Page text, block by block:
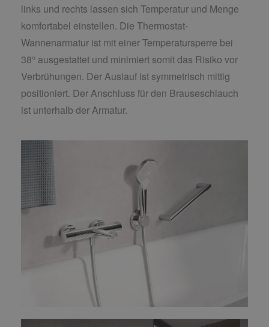
links und rechts lassen sich Temperatur und Menge
komfortabel einstellen. Die Thermostat-
Wannenarmatur ist mit einer Temperatursperre bei
38° ausgestattet und minimiert somit das Risiko vor
Verbrühungen. Der Auslauf ist symmetrisch mittig
positioniert. Der Anschluss für den Brauseschlauch
ist unterhalb der Armatur.